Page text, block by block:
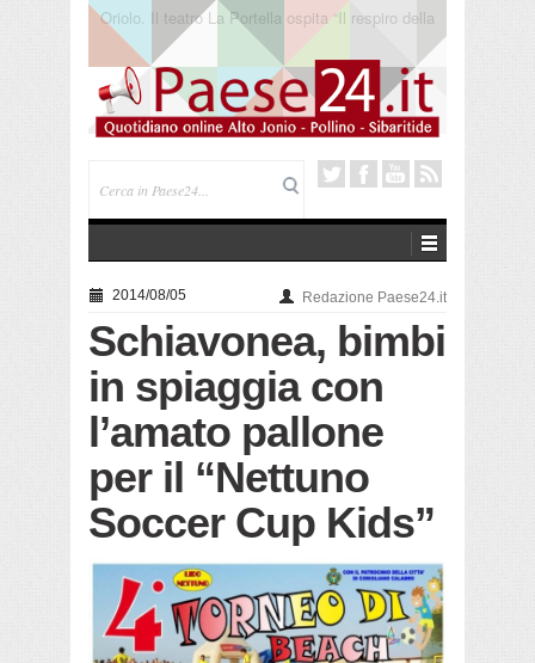
Cerchiara. “Melodie sotto le stelle” al Santuario
Madonna delle Armi
2014/08/05 Redazione Paese24.it
Schiavonea, bimbi
in spiaggia con
l’amato pallone
per il “Nettuno
Soccer Cup Kids”